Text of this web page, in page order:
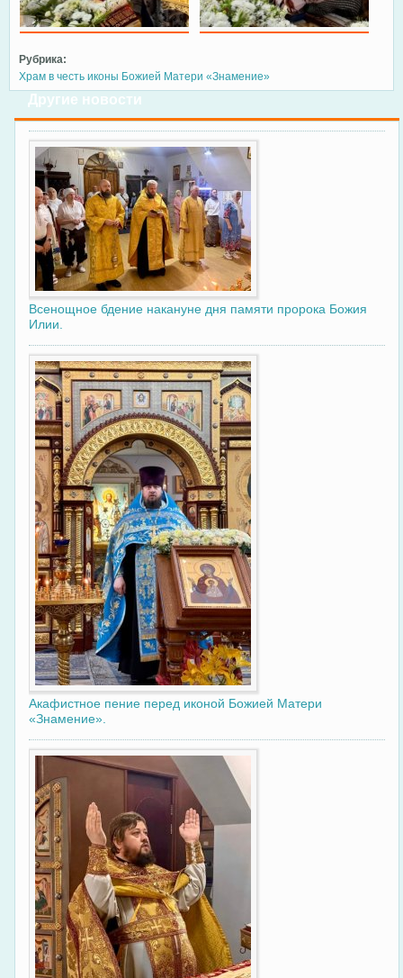
Рубрика:
Храм в честь иконы Божией Матери «Знамение»
Другие новости
Всенощное бдение накануне дня памяти пророка Божия
Илии.
Акафистное пение перед иконой Божией Матери
«Знамение».